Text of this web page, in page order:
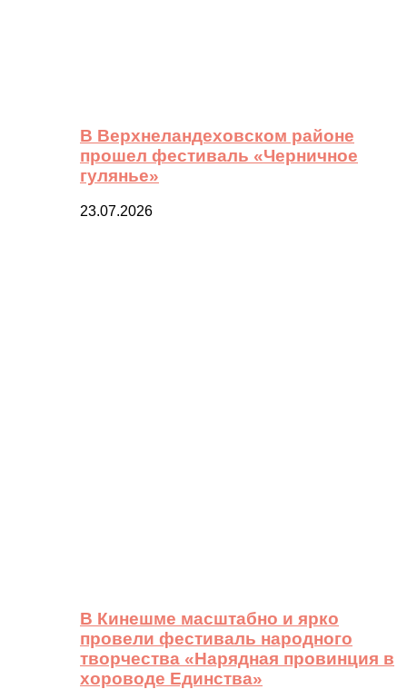
В Верхнеландеховском районе
прошел фестиваль «Черничное
гулянье»
23.07.2026
В Кинешме масштабно и ярко
провели фестиваль народного
творчества «Нарядная провинция в
хороводе Единства»